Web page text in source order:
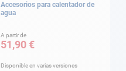
Accesorios para calentador de
agua
A partir de
51,90 €
Disponible en varias versiones